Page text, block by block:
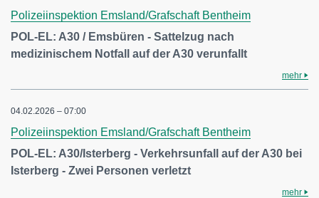
Polizeiinspektion Emsland/Grafschaft Bentheim
POL-EL: A30 / Emsbüren - Sattelzug nach
medizinischem Notfall auf der A30 verunfallt
mehr
04.02.2026 – 07:00
Polizeiinspektion Emsland/Grafschaft Bentheim
POL-EL: A30/Isterberg - Verkehrsunfall auf der A30 bei
Isterberg - Zwei Personen verletzt
mehr